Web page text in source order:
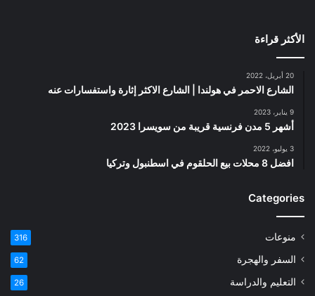
الأكثر قراءة
20 أبريل، 2022
الشارع الاحمر في هولندا | الشارع الاكثر إثارة واستفسارات عنه
9 يناير، 2023
أشهر 5 مدن فرنسية قريبة من سويسرا 2023
3 يوليو، 2022
افضل 8 محلات بيع الحلقوم في اسطنبول وتركيا
Categories
منوعات 316
السفر والهجرة 62
التعليم والدراسة 26